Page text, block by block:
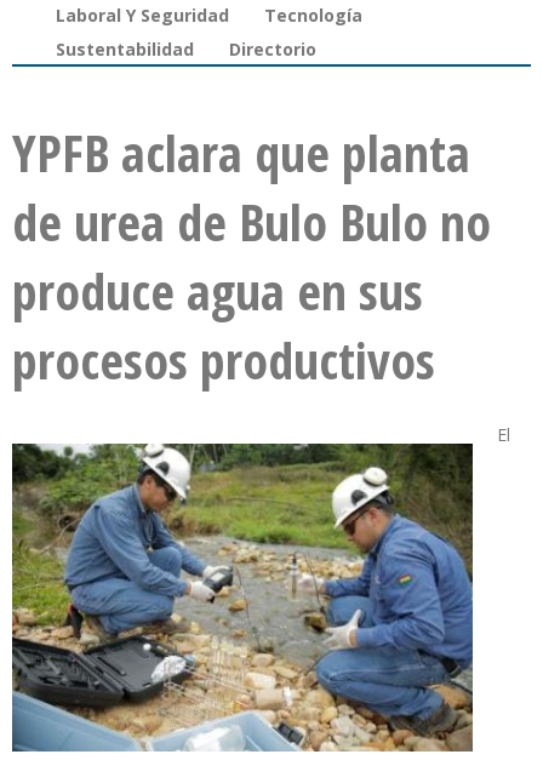
Laboral Y Seguridad
Tecnología
Sustentabilidad
Directorio
YPFB aclara que planta
de urea de Bulo Bulo no
produce agua en sus
procesos productivos
El